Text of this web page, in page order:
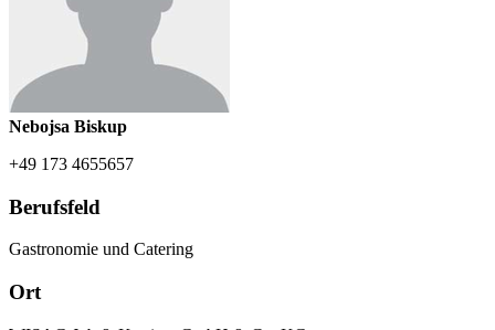
Nebojsa Biskup
+49 173 4655657
Berufsfeld
Gastronomie und Catering
Ort